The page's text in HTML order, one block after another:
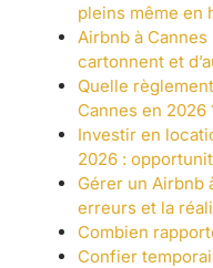
pleins même en
Airbnb à
cartonnent et
Quelle
Cannes en 2026
Investir en
2026 :
Gérer un Airbnb
erreurs et la
Combien
Confier